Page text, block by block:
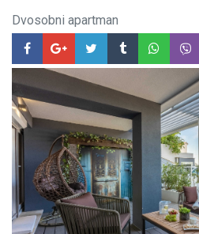
Dvosobni apartman